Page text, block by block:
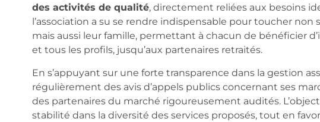
des activités de qualité, directement reliées aux besoins
l’association a su se rendre indispensable pour toucher
mais aussi leur famille, permettant à chacun de bénéficier
et tous les profils, jusqu’aux partenaires retraités.
En s’appuyant sur une forte transparence dans la gestion
régulièrement des avis d’appels publics concernant ses
des partenaires du marché rigoureusement audités.
stabilité dans la diversité des services proposés, tout en